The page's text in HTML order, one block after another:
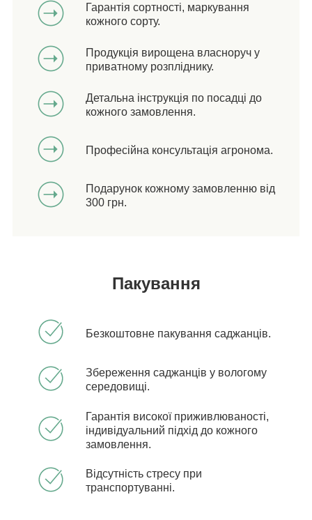
Гарантія сортності, маркування
кожного сорту.
Продукція вирощена власноруч у
приватному розпліднику.
Детальна інструкція по посадці до
кожного замовлення.
Професійна консультація агронома.
Подарунок кожному замовленню від
300 грн.
Пакування
Безкоштовне пакування саджанців.
Збереження саджанців у вологому
середовищі.
Гарантія високої приживлюваності,
індивідуальний підхід до кожного
замовлення.
Відсутність стресу при
транспортуванні.